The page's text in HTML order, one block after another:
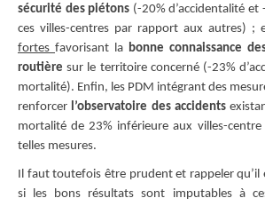
sécurité des piétons (-20% d’accidentalité
ces villes-centres par rapport aux autres) ;
fortes favorisant la bonne connaissance
routière sur le territoire concerné (-23%
mortalité). Enfin, les PDM intégrant des
renforcer l’observatoire des accidents
mortalité de 23% inférieure aux villes-
telles mesures.
Il faut toutefois être prudent et rappeler qu’il
si les bons résultats sont imputables à